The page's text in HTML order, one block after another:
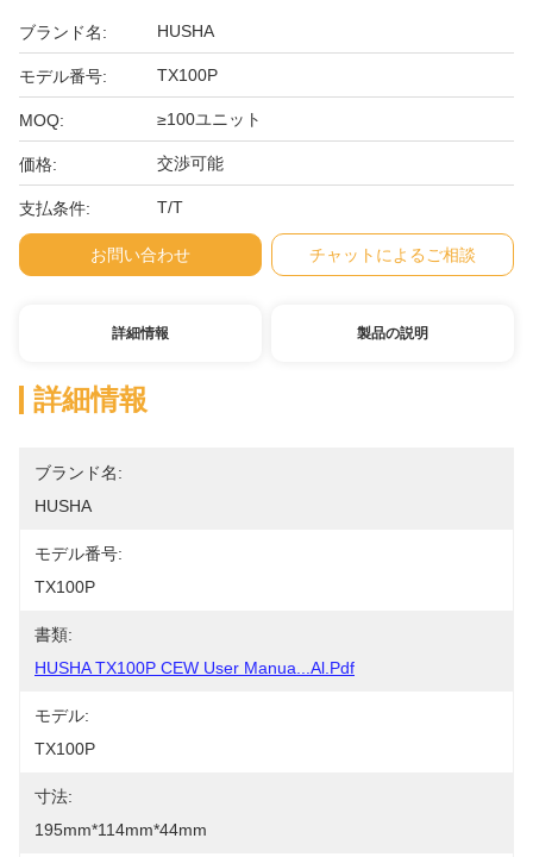
ブランド名: HUSHA
モデル番号: TX100P
MOQ: ≥100ユニット
価格: 交渉可能
支払条件: T/T
お問い合わせ チャットによるご相談
詳細情報 製品の説明
詳細情報
ブランド名:
HUSHA
モデル番号:
TX100P
書類:
HUSHA TX100P CEW User Manua...al.pdf
モデル:
TX100P
寸法:
195mm*114mm*44mm